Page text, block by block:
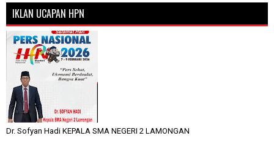
IKLAN UCAPAN HPN
Dr. Sofyan Hadi KEPALA SMA NEGERI 2 LAMONGAN